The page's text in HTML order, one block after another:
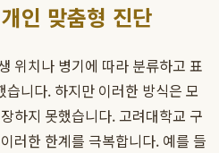
인 맞춤형 진단
위치나 병기에 따라 분류하고 표
니다. 하지만 이러한 방식은 모
하지 못했습니다. 고려대학교 구
러한 한계를 극복합니다. 예를 들